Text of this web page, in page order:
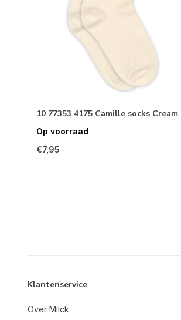
10 77353 4175 Camille socks Cream
Op voorraad
€7,95
Klantenservice
Over Milck